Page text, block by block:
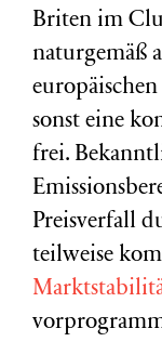
Briten im
naturgemäß
sonst eine
frei.
Preisverfall
teilweise